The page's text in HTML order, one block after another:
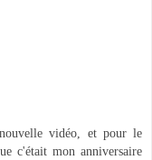
vidéo, et pour le
c'était mon anniversaire